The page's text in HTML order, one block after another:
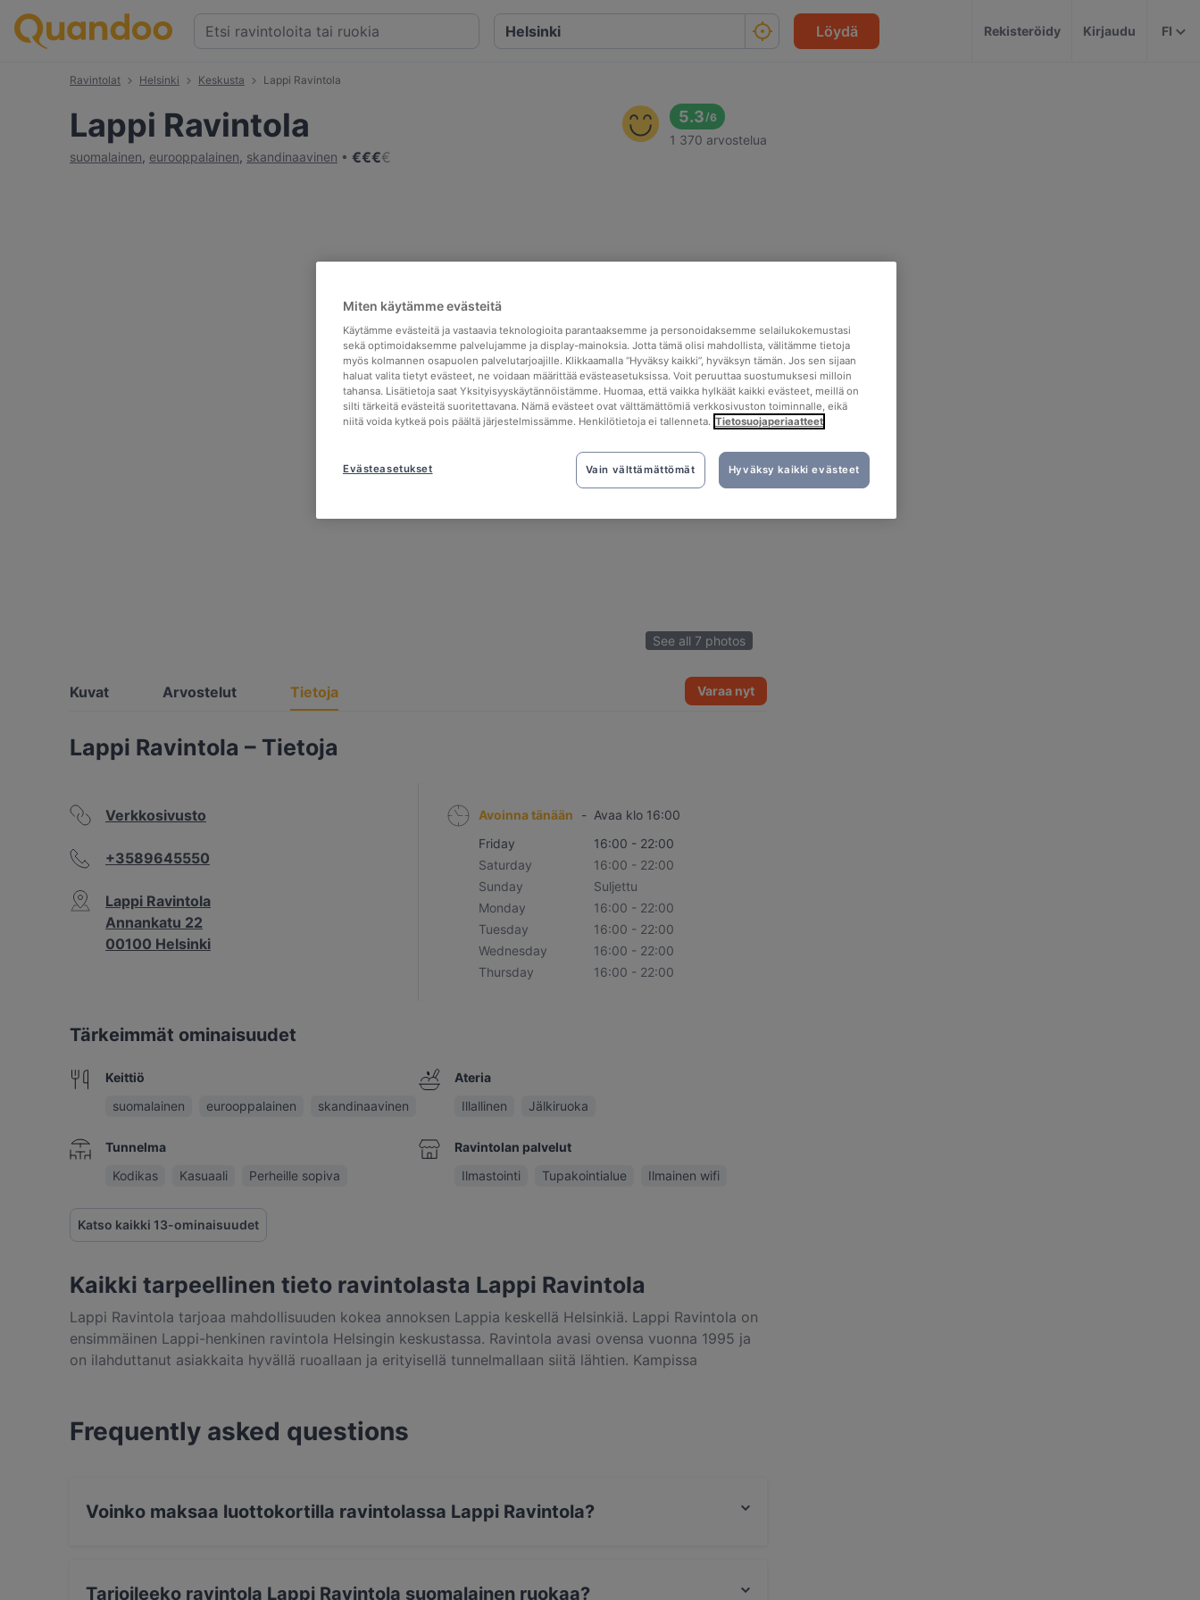
Löydä Rekisteröidy Kirjaudu FI
Ravintolat Helsinki Keskusta Lappi Ravintola
Lappi Ravintola
suomalainen, eurooppalainen, skandinaavinen €€€€
5.3/6
1 370 arvostelua
See all 7 photos
Kuvat Arvostelut Tietoja Varaa nyt
Lappi Ravintola – Tietoja
Verkkosivusto
+3589645550
Lappi Ravintola
Annankatu 22
00100 Helsinki
Avoinna tänään - Avaa klo 16:00
Friday
16:00 - 22:00
Saturday
16:00 - 22:00
Sunday
Suljettu
Monday
16:00 - 22:00
Tuesday
16:00 - 22:00
Wednesday
16:00 - 22:00
Thursday
16:00 - 22:00
Tärkeimmät ominaisuudet
Keittiö
suomalainen
eurooppalainen skandinaavinen
Tunnelma
Kodikas
Kasuaali Perheille sopiva
Ateria
Illallinen
Jälkiruoka
Ravintolan palvelut
Ilmastointi
Tupakointialue Ilmainen wifi
Katso kaikki 13-ominaisuudet
Kaikki tarpeellinen tieto ravintolasta Lappi Ravintola
Lappi Ravintola tarjoaa mahdollisuuden kokea annoksen Lappia keskellä Helsinkiä. Lappi Ravintola on
ensimmäinen Lappi-henkinen ravintola Helsingin keskustassa. Ravintola avasi ovensa vuonna 1995 ja
on ilahduttanut asiakkaita hyvällä ruoallaan ja erityisellä tunnelmallaan siitä lähtien. Kampissa
ainutlaatuinen Lapin taikaa huokuva kodikas sisustus ovat ne tekijät jotka nostavat ravintolan
käymisen arvoiseksi paikaksi.
Frequently asked questions
Voinko maksaa luottokortilla ravintolassa Lappi Ravintola?
Tarjoileeko ravintola Lappi Ravintola suomalainen ruokaa?
Miten käytämme evästeitä
Käytämme evästeitä ja vastaavia teknologioita parantaaksemme ja personoidaksemme selailukokemustasi
sekä optimoidaksemme palvelujamme ja display-mainoksia. Jotta tämä olisi mahdollista, välitämme tietoja
myös kolmannen osapuolen palvelutarjoajille. Klikkaamalla “Hyväksy kaikki”, hyväksyn tämän. Jos sen sijaan
haluat valita tietyt evästeet, ne voidaan määrittää evästeasetuksissa. Voit peruuttaa suostumuksesi milloin
tahansa. Lisätietoja saat Yksityisyyskäytännöistämme. Huomaa, että vaikka hylkäät kaikki evästeet, meillä on
silti tärkeitä evästeitä suoritettavana. Nämä evästeet ovat välttämättömiä verkkosivuston toiminnalle, eikä
niitä voida kytkeä pois päältä järjestelmissämme. Henkilötietoja ei tallenneta. Tietosuojaperiaatteet
Vain välttämättömät Hyväksy kaikki evästeet
Evästeasetukset